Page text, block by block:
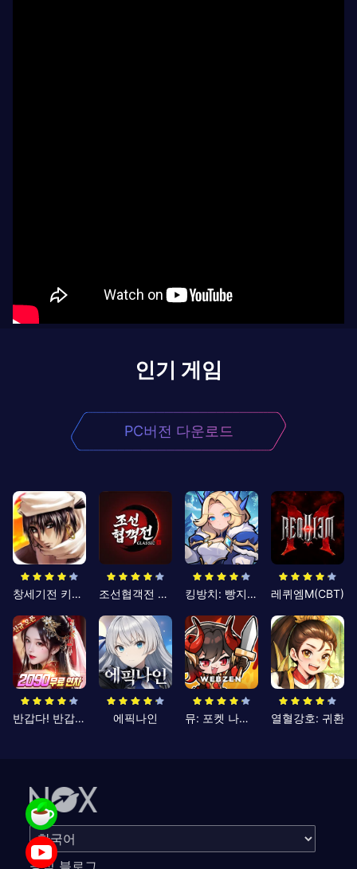
인기 게임
PC버전 다운로드
창세기전 키우기 조선협객전 클래식 킹방치: 빵지의 제왕 레퀴엠M(CBT)
반갑다! 반갑삼국지 에픽나인 뮤: 포켓 나이츠 열혈강호: 귀환
공식 블로그